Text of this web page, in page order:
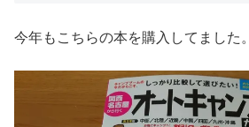
今年もこちらの本を購入してました。